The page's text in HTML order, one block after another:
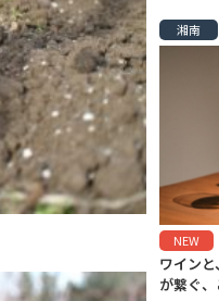
湘南
NEW
ワイン
が繋ぐ